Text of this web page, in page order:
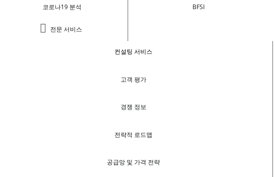
코로나19 분석
전문 서비스
BFSI
컨설팅 서비스
고객 평가
경쟁 정보
전략적 로드맵
공급망 및 가격 전략